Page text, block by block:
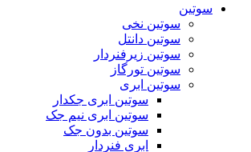
سوتین
سوتین نخی
سوتین دانتل
سوتین زیرفنردار
سوتین تورگاز
سوتین ابری
سوتین ابری جکدار
سوتین ابری نیم جک
سوتین بدون جک
ابری فنردار